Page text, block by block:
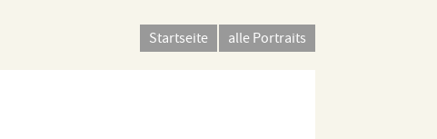
Startseite alle Portraits